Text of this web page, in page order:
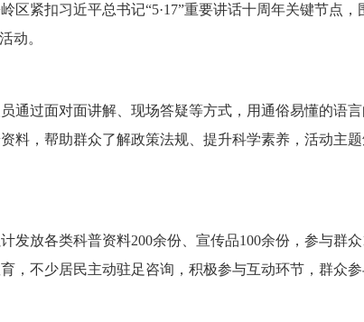
紧扣习近平总书记“5·17”重要讲话十周年关键节点，
动。
通过面对面讲解、现场答疑等方式，用通俗易懂的语
料，帮助群众了解政策法规、提升科学素养，活动主
放各类科普资料200余份、宣传品100余份，参与群众
，不少居民主动驻足咨询，积极参与互动环节，群众